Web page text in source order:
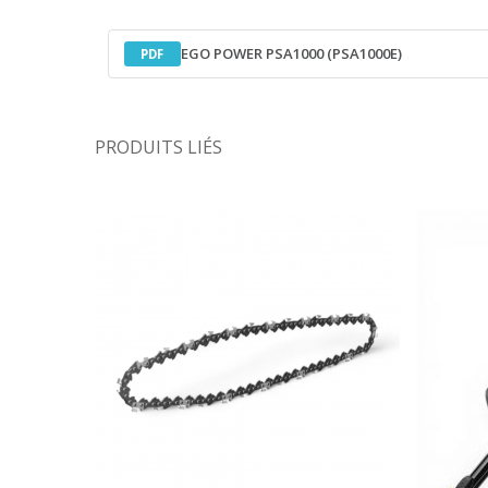
PDF EGO POWER PSA1000 (PSA1000E)
PRODUITS LIÉS